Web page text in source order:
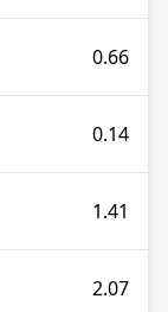
0.66
0.14
1.41
2.07